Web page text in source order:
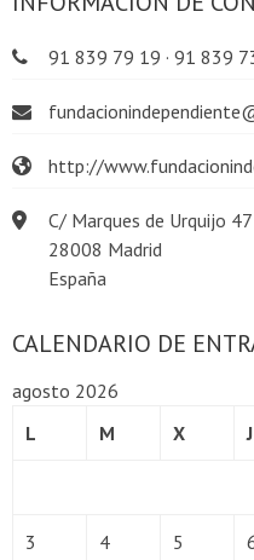
91 839 79 19 · 91 839
http://
C/ Marques de Urquijo
28008 Madrid
España
CALENDARIO DE
agosto 2026
L
M X J
3 4 5